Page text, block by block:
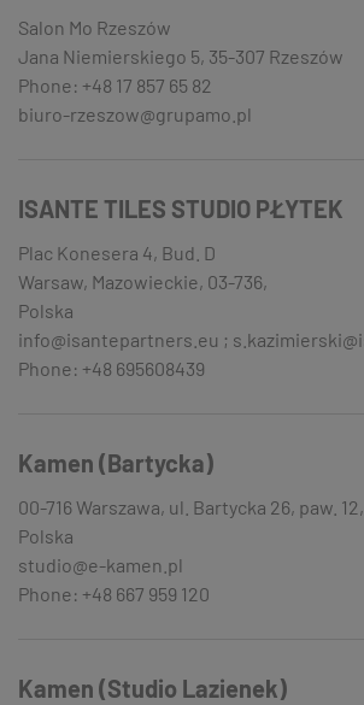
Salon Mo Rzeszów
Jana Niemierskiego 5, 35-307 Rzeszów
Phone: +48 17 857 65 82
biuro-rzeszow@grupamo.pl
ISANTE TILES STUDIO PŁYTEK
Plac Konesera 4, Bud. D
Warsaw, Mazowieckie, 03-736,
Polska
info@isantepartners.eu ;
Phone: +48 695608439
Kamen (Bartycka)
00-716 Warszawa, ul. Bartycka 26, paw. 12,
Polska
studio@e-kamen.pl
Phone: +48 667 959 120
Kamen (Studio Lazienek)